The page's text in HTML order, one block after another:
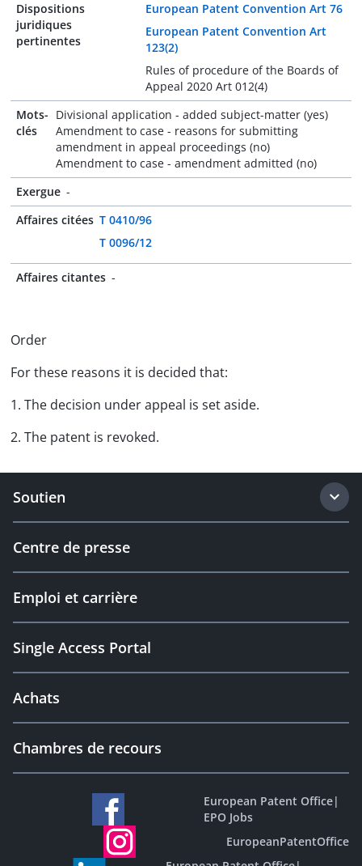
Dispositions
juridiques
pertinentes
European Patent Convention Art 76
European Patent Convention Art
123(2)
Rules of procedure of the Boards of
Appeal 2020 Art 012(4)
Mots-
clés
Divisional application - added subject-matter (yes)
Amendment to case - reasons for submitting
amendment in appeal proceedings (no)
Amendment to case - amendment admitted (no)
Exergue -
Affaires citées T 0410/96
T 0096/12
Affaires citantes -
Order
For these reasons it is decided that:
1. The decision under appeal is set aside.
2. The patent is revoked.
Soutien
Centre de presse
Emploi et carrière
Single Access Portal
Achats
Chambres de recours
European Patent Office|
EPO Jobs
EuropeanPatentOffice